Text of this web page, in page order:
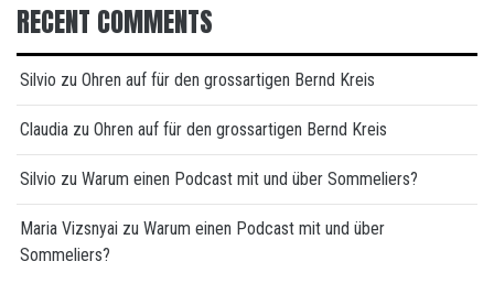
RECENT COMMENTS
Silvio zu Ohren auf für den grossartigen Bernd Kreis
Claudia zu Ohren auf für den grossartigen Bernd Kreis
Silvio zu Warum einen Podcast mit und über Sommeliers?
Maria Vizsnyai zu Warum einen Podcast mit und über
Sommeliers?